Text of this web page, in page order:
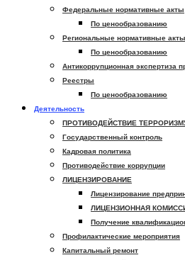
Федеральные нормативные акты
По ценообразованию
Региональные нормативные акты
По ценообразованию
Антикоррупционная экспертиза
Реестры
По ценообразованию
Деятельность
ПРОТИВОДЕЙСТВИЕ
Государственный контроль
Кадровая политика
Противодействие коррупции
ЛИЦЕНЗИРОВАНИЕ
Лицензирование
ЛИЦЕНЗИОННАЯ
Получение
Профилактические мероприятия
Капитальный ремонт